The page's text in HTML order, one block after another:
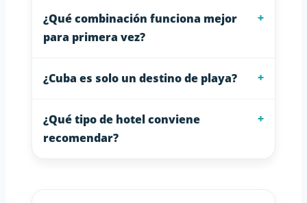
¿Qué combinación funciona mejor
para primera vez?
¿Cuba es solo un destino de playa?
¿Qué tipo de hotel conviene
recomendar?